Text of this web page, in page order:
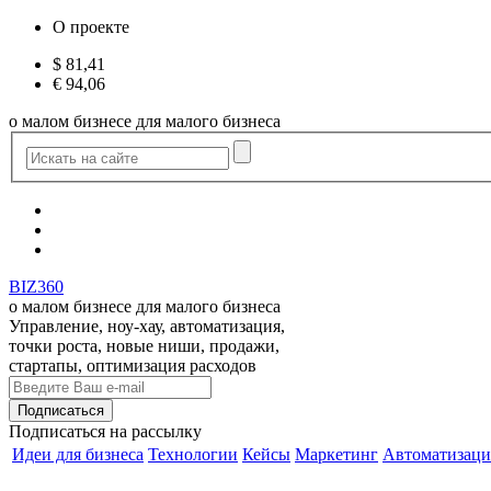
О проекте
$ 81,41
€ 94,06
о малом бизнесе для малого бизнеса
BIZ360
о малом бизнесе для малого бизнеса
Управление, ноу-хау, автоматизация,
точки роста, новые ниши, продажи,
стартапы, оптимизация расходов
Подписаться на рассылку
Идеи для бизнеса Технологии Кейсы Маркетинг